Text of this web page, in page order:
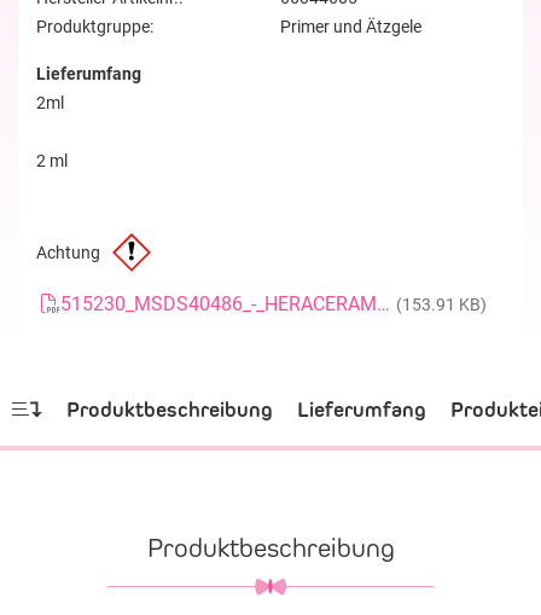
Produktgruppe:
Primer und Ätzgele
Lieferumfang
2ml
2 ml
Achtung
515230_MSDS40486_-_HERACERAM_NP-PRIMER_D_4 (153.91 KB)
Produktbeschreibung Lieferumfang
Produktbeschreibung